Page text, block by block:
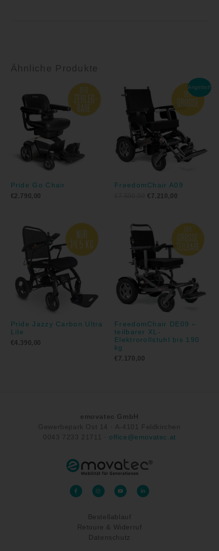
Ähnliche Produkte
Pride Go Chair
€2.790,00
Angebot!
FreedomChair A09
Ursprünglicher
Preis
war:
€7.590,00
€ 7.210,00
Aktueller
Preis
ist:
€7.210,00.
Pride Jazzy Carbon Ultra
Lite
€4.390,00
FreedomChair DE09 –
teilbarer XL-
Elektrorollstuhl bis 190
kg
€ 7.170,00
emovatec GmbH
Gewerbepark Ost 14 · A-4101 Feldkirchen
0043 7233 21711 · office@emovatec.at
F
a
c
I
n
s
r
a
m
Y
o
u
e
L
i
n
Bestellablauf
Retoure & Widerruf
Datenschutz